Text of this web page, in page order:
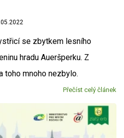
se zbytkem lesního
hradu Aueršperku. Z
toho mnoho nezbylo.
Přečíst celý článek